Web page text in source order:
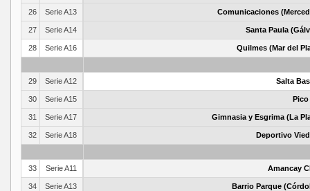
26 Serie A13 Comunicaciones
27 Serie A14 Santa Paula
28 Serie A16 Quilmes (Mar del
29 Serie A12 Salta
30 Serie A15 Pico
31 Serie A17 Gimnasia y Esgrima (La
32 Serie A18 Deportivo
33 Serie A11 Amancay
34 Serie A13 Barrio Parque